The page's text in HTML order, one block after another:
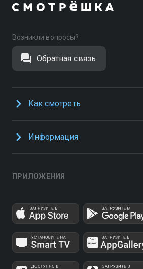
Возникли вопросы?
Обратная связь
Как смотреть
Информация
ПРИЛОЖЕНИЯ